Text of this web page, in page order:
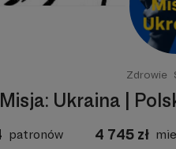
Zdrowie
Misja: Ukraina |
patronów 4 745 zł